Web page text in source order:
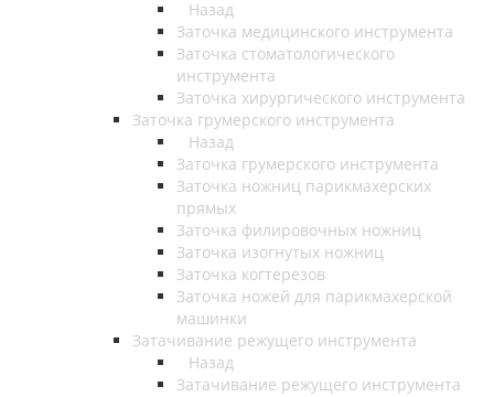
Назад
Заточка медицинского инструмента
Заточка стоматологического
инструмента
Заточка хирургического инструмента
Заточка грумерского инструмента
Назад
Заточка грумерского инструмента
Заточка ножниц парикмахерских
прямых
Заточка филировочных ножниц
Заточка изогнутых ножниц
Заточка когтерезов
Заточка ножей для парикмахерской
машинки
Затачивание режущего инструмента
Назад
Затачивание режущего инструмента